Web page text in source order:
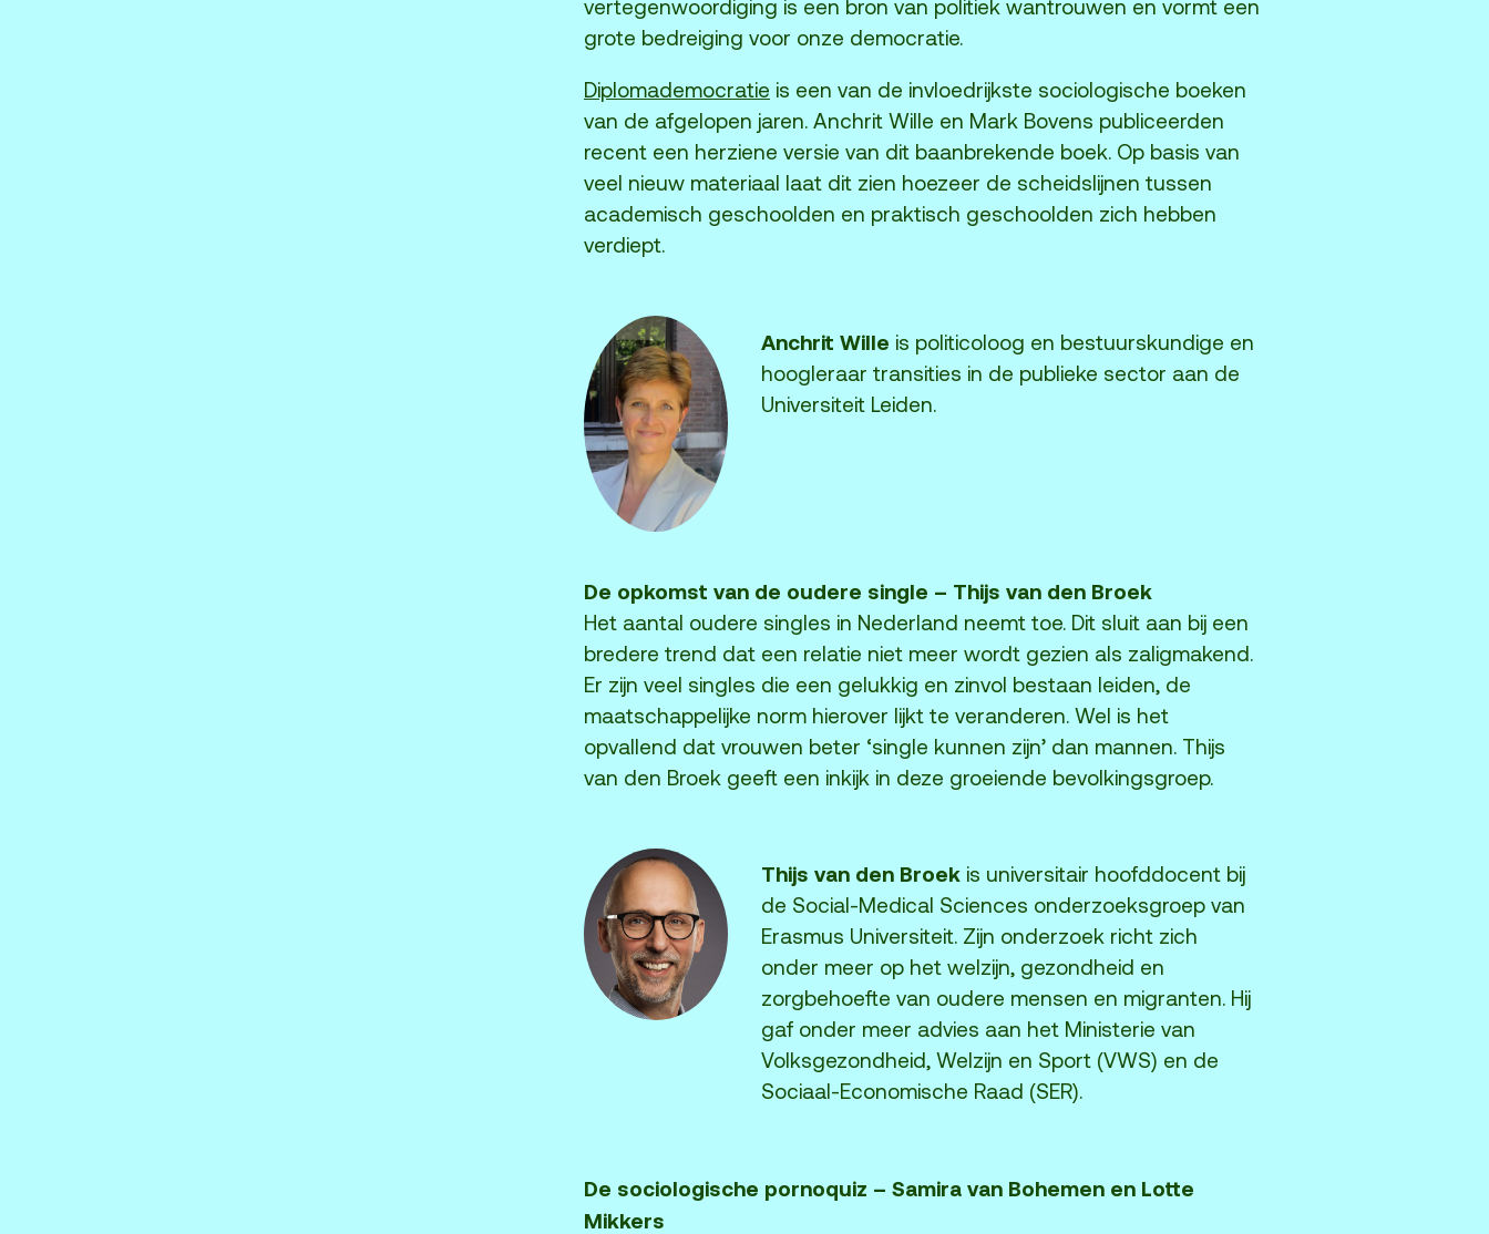
vertegenwoordiging is een bron van politiek wantrouwen en vormt een
grote bedreiging voor onze democratie.
Diplomademocratie is een van de invloedrijkste sociologische boeken
van de afgelopen jaren. Anchrit Wille en Mark Bovens publiceerden
recent een herziene versie van dit baanbrekende boek. Op basis van
veel nieuw materiaal laat dit zien hoezeer de scheidslijnen tussen
academisch geschoolden en praktisch geschoolden zich hebben
verdiept.
Anchrit Wille is politicoloog en bestuurskundige en
hoogleraar transities in de publieke sector aan de
Universiteit Leiden.
De opkomst van de oudere single – Thijs van den Broek
Het aantal oudere singles in Nederland neemt toe. Dit sluit aan bij een
bredere trend dat een relatie niet meer wordt gezien als zaligmakend.
Er zijn veel singles die een gelukkig en zinvol bestaan leiden, de
maatschappelijke norm hierover lijkt te veranderen. Wel is het
opvallend dat vrouwen beter ‘single kunnen zijn’ dan mannen. Thijs
van den Broek geeft een inkijk in deze groeiende bevolkingsgroep.
Thijs van den Broekis universitair hoofddocent bij
de Social-Medical Sciences onderzoeksgroep van
Erasmus Universiteit. Zijn onderzoek richt zich
onder meer op het welzijn, gezondheid en
zorgbehoefte van oudere mensen en migranten. Hij
gaf onder meer advies aan het Ministerie van
Volksgezondheid, Welzijn en Sport (VWS) en de
Sociaal-Economische Raad (SER).
De sociologische pornoquiz – Samira van Bohemen en Lotte
Mikkers